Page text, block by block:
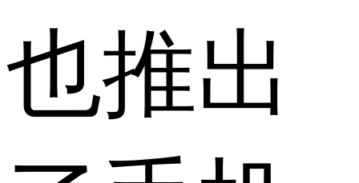
也推出